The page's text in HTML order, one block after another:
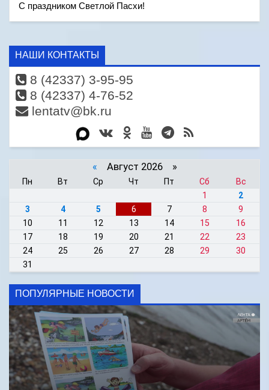
С праздником Светлой Пасхи!
НАШИ КОНТАКТЫ
8 (42337) 3-95-95
8 (42337) 4-76-52
lentatv@bk.ru
« Август 2026 »
Пн Вт Ср Чт Пт Сб
Вс
1
2
3
4 5 6 7 8
9
10
11 12 13 14 15
16
17
18 19 20 21 22
23
24
25 26 27 28 29
30
31
ПОПУЛЯРНЫЕ НОВОСТИ